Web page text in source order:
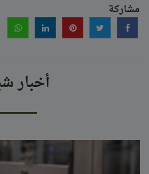
مشاركة
أخبار